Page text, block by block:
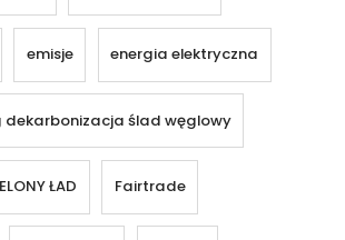
emisje energia elektryczna
dekarbonizacja ślad węglowy
ŁAD Fairtrade